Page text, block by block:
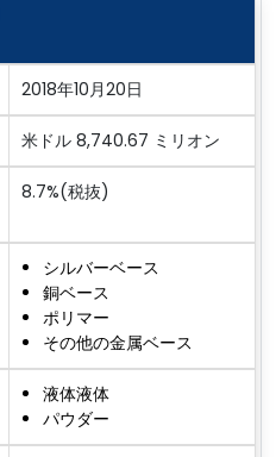
2018年10月20日
米ドル 8,740.67 ミリオン
8.7%(税抜)
シルバーベース
銅ベース
ポリマー
その他の金属ベース
液体液体
パウダー